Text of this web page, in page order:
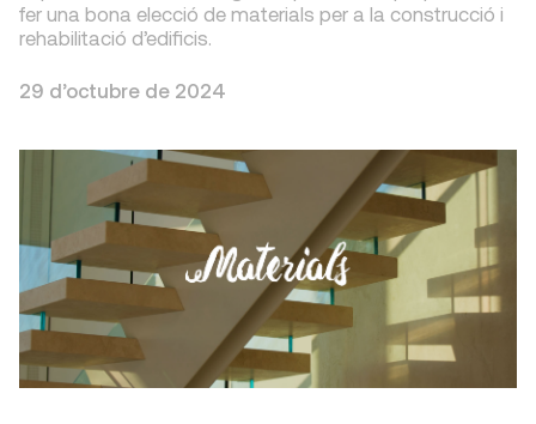
fer una bona elecció de materials per a la construcció i
rehabilitació d’edificis.
29 d’octubre de 2024